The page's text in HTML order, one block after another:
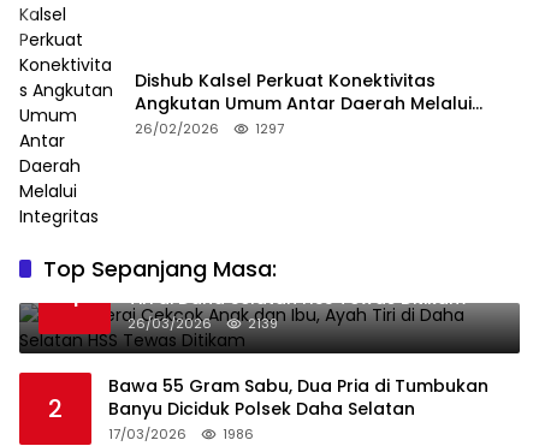
Dishub Kalsel Perkuat Konektivitas
Angkutan Umum Antar Daerah Melalui
Integritas
26/02/2026 1297
Top Sepanjang Masa:
1
Niat Melerai Cekcok Anak dan Ibu, Ayah
Tiri di Daha Selatan HSS Tewas Ditikam
26/03/2026 2139
2
Bawa 55 Gram Sabu, Dua Pria di Tumbukan
Banyu Diciduk Polsek Daha Selatan
17/03/2026 1986